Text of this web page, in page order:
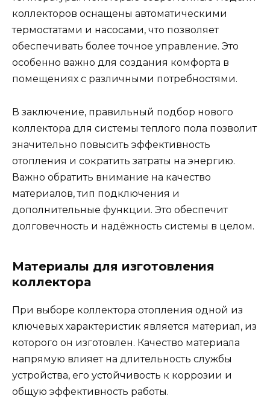
коллекторов оснащены автоматическими
термостатами и насосами, что позволяет
обеспечивать более точное управление. Это
особенно важно для создания комфорта в
помещениях с различными потребностями.
В заключение, правильный подбор нового
коллектора для системы теплого пола позволит
значительно повысить эффективность
отопления и сократить затраты на энергию.
Важно обратить внимание на качество
материалов, тип подключения и
дополнительные функции. Это обеспечит
долговечность и надёжность системы в целом.
Материалы для изготовления
коллектора
При выборе коллектора отопления одной из
ключевых характеристик является материал, из
которого он изготовлен. Качество материала
напрямую влияет на длительность службы
устройства, его устойчивость к коррозии и
общую эффективность работы.